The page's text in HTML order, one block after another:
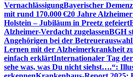
VernachlässigungBayerischer
mit rund 170.000 €20 Jahre
Holstein – Jubiläum in Preetz gefeiert
Alzheimer-Verdacht zugelassenBGH
Angehörigen bei der Betreuerauswahl
Lernen mit der Alzheimerkrankheit
einfach erklärtInternationaler Tag
sehe was, was Du nicht siehst….“: